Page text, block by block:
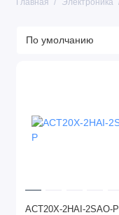
Главная Электроника
ACT20X-2HAI-2SAO-P